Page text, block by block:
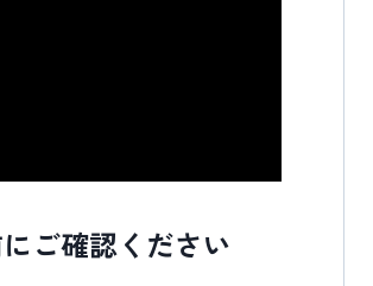
ご確認ください